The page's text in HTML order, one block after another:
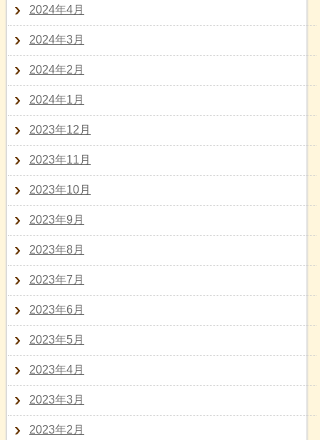
2024年4月
2024年3月
2024年2月
2024年1月
2023年12月
2023年11月
2023年10月
2023年9月
2023年8月
2023年7月
2023年6月
2023年5月
2023年4月
2023年3月
2023年2月